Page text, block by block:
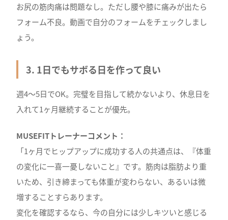
お尻の筋肉痛は問題なし。ただし腰や膝に痛みが出たら
フォーム不良。動画で自分のフォームをチェックしまし
ょう。
3. 1日でもサボる日を作って良い
週4〜5日でOK。完璧を目指して続かないより、休息日を
入れて1ヶ月継続することが優先。
MUSEFITトレーナーコメント：
「1ヶ月でヒップアップに成功する人の共通点は、『体重
の変化に一喜一憂しないこと』です。筋肉は脂肪より重
いため、引き締まっても体重が変わらない、あるいは微
増することすらあります。
変化を確認するなら、今の自分には少しキツいと感じる